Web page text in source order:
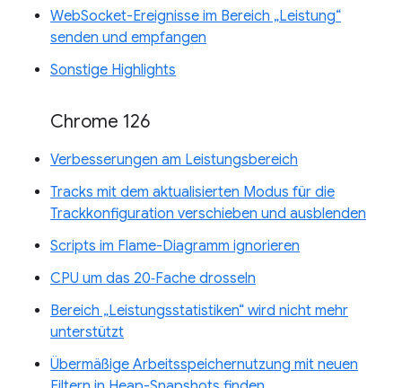
WebSocket-Ereignisse im Bereich „Leistung“
senden und empfangen
Sonstige Highlights
Chrome 126
Verbesserungen am Leistungsbereich
Tracks mit dem aktualisierten Modus für die
Trackkonfiguration verschieben und ausblenden
Scripts im Flame-Diagramm ignorieren
CPU um das 20‑Fache drosseln
Bereich „Leistungsstatistiken“ wird nicht mehr
unterstützt
Übermäßige Arbeitsspeichernutzung mit neuen